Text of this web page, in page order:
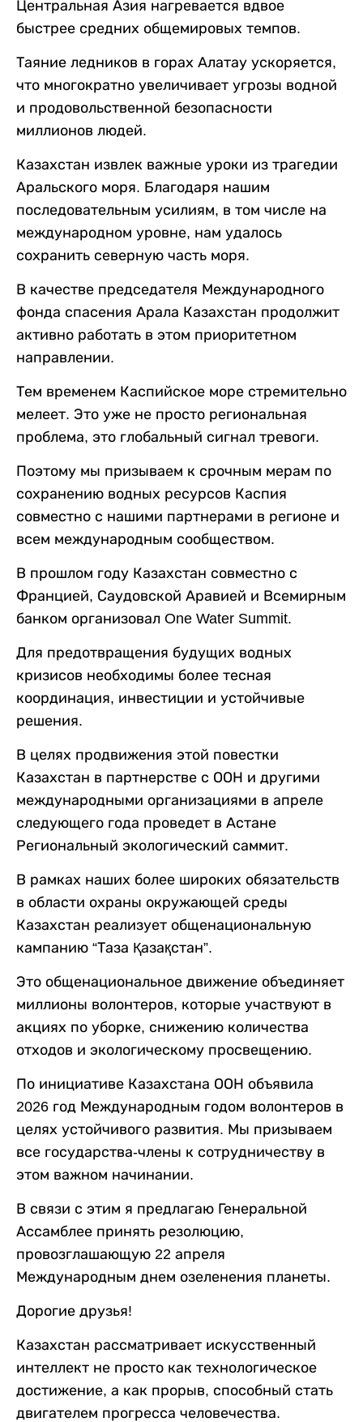
Центральная Азия нагревается вдвое
быстрее средних общемировых темпов.
Таяние ледников в горах Алатау ускоряется,
что многократно увеличивает угрозы водной
и продовольственной безопасности
миллионов людей.
Казахстан извлек важные уроки из трагедии
Аральского моря. Благодаря нашим
последовательным усилиям, в том числе на
международном уровне, нам удалось
сохранить северную часть моря.
В качестве председателя Международного
фонда спасения Арала Казахстан продолжит
активно работать в этом приоритетном
направлении.
Тем временем Каспийское море стремительно
мелеет. Это уже не просто региональная
проблема, это глобальный сигнал тревоги.
Поэтому мы призываем к срочным мерам по
сохранению водных ресурсов Каспия
совместно с нашими партнерами в регионе и
всем международным сообществом.
В прошлом году Казахстан совместно с
Францией, Саудовской Аравией и Всемирным
банком организовал One Water Summit.
Для предотвращения будущих водных
кризисов необходимы более тесная
координация, инвестиции и устойчивые
решения.
В целях продвижения этой повестки
Казахстан в партнерстве с ООН и другими
международными организациями в апреле
следующего года проведет в Астане
Региональный экологический саммит.
В рамках наших более широких обязательств
в области охраны окружающей среды
Казахстан реализует общенациональную
кампанию “Таза Қазақстан”.
Это общенациональное движение объединяет
миллионы волонтеров, которые участвуют в
акциях по уборке, снижению количества
отходов и экологическому просвещению.
По инициативе Казахстана ООН объявила
2026 год Международным годом волонтеров в
целях устойчивого развития. Мы призываем
все государства-члены к сотрудничеству в
этом важном начинании.
В связи с этим я предлагаю Генеральной
Ассамблее принять резолюцию,
провозглашающую 22 апреля
Международным днем озеленения планеты.
Дорогие друзья!
Казахстан рассматривает искусственный
интеллект не просто как технологическое
достижение, а как прорыв, способный стать
двигателем прогресса человечества.